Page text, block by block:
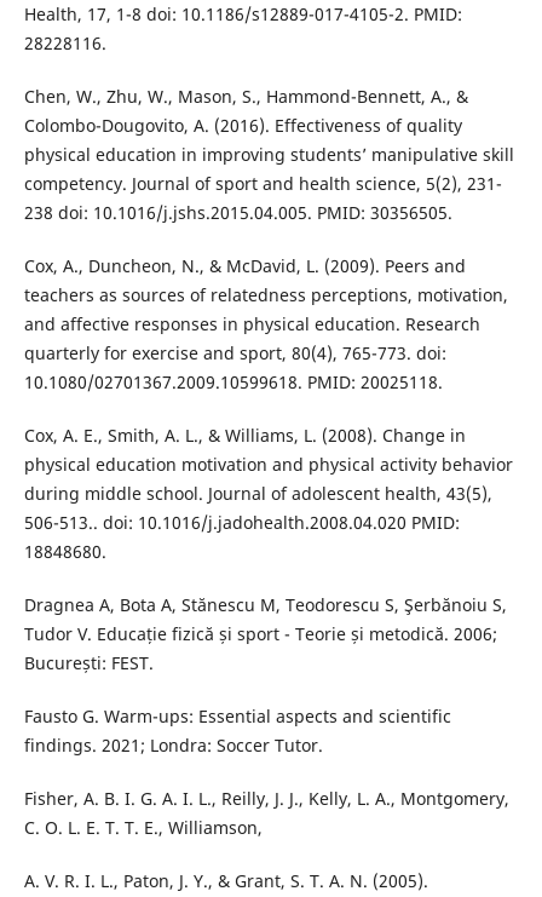
Health, 17, 1-8 doi: 10.1186/s12889-017-4105-2. PMID:
28228116.
Chen, W., Zhu, W., Mason, S., Hammond-Bennett, A., &
Colombo-Dougovito, A. (2016). Effectiveness of quality
physical education in improving students’ manipulative skill
competency. Journal of sport and health science, 5(2), 231-
238 doi: 10.1016/j.jshs.2015.04.005. PMID: 30356505.
Cox, A., Duncheon, N., & McDavid, L. (2009). Peers and
teachers as sources of relatedness perceptions, motivation,
and affective responses in physical education. Research
quarterly for exercise and sport, 80(4), 765-773. doi:
10.1080/02701367.2009.10599618. PMID: 20025118.
Cox, A. E., Smith, A. L., & Williams, L. (2008). Change in
physical education motivation and physical activity behavior
during middle school. Journal of adolescent health, 43(5),
506-513.. doi: 10.1016/j.jadohealth.2008.04.020 PMID:
18848680.
Dragnea A, Bota A, Stănescu M, Teodorescu S, Şerbănoiu S,
Tudor V. Educație fizică și sport - Teorie și metodică. 2006;
București: FEST.
Fausto G. Warm-ups: Essential aspects and scientific
findings. 2021; Londra: Soccer Tutor.
Fisher, A. B. I. G. A. I. L., Reilly, J. J., Kelly, L. A., Montgomery,
C. O. L. E. T. T. E., Williamson,
A. V. R. I. L., Paton, J. Y., & Grant, S. T. A. N. (2005).